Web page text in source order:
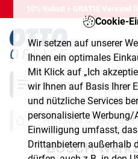
Cookie-
Wir setzen auf unserer
Ihnen ein optimales
Mit Klick auf „Ich
wir Ihnen auf Basis Ihrer
und nützliche Services
personalisierte Werbung/
Einwilligung umfasst,
Drittanbietern außerhalb
10% Rabatt + GRATIS Versand
Suche
Werkstatt & Baumarkt
BOSCH